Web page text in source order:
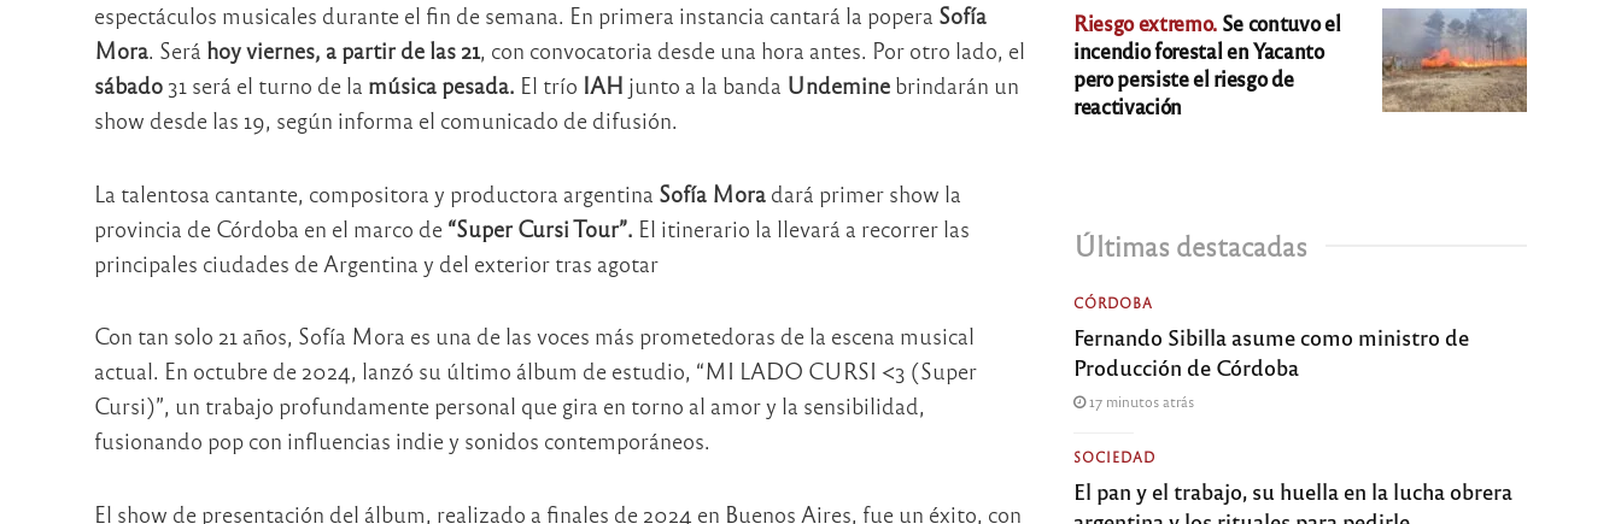
espectáculos musicales durante el fin de semana. En primera instancia cantará la popera Sofía
Mora. Será hoy viernes, a partir de las 21, con convocatoria desde una hora antes. Por otro lado, el
sábado31 será el turno de la música pesada. El trío IAH junto a la banda Undeminebrindarán un
show desde las 19, según informa el comunicado de difusión.
La talentosa cantante, compositora y productora argentina Sofía Moradará primer show la
provincia de Córdoba en el marco de “Super Cursi Tour”. El itinerario la llevará a recorrer las
principales ciudades de Argentina y del exterior tras agotar
Con tan solo 21 años, Sofía Mora es una de las voces más prometedoras de la escena musical
actual. En octubre de 2024, lanzó su último álbum de estudio, “MI LADO CURSI <3 (Super
Cursi)”, un trabajo profundamente personal que gira en torno al amor y la sensibilidad,
fusionando pop con influencias indie y sonidos contemporáneos.
El show de presentación del álbum, realizado a finales de 2024 en Buenos Aires, fue un éxito, con
Riesgo extremo. Se contuvo el
incendio forestal en Yacanto
pero persiste el riesgo de
reactivación
Últimas destacadas
CÓRDOBA
Fernando Sibilla asume como ministro de
Producción de Córdoba
17 minutos atrás
SOCIEDAD
El pan y el trabajo, su huella en la lucha obrera